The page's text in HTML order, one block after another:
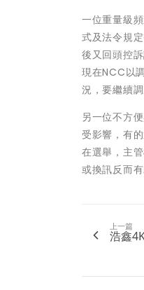
一位重量級
式及法令規
後又回頭控
現在NCC以
況，要繼續
另一位不方
受影響，有
在選舉，主
或換訊反而
上一篇
浩鑫